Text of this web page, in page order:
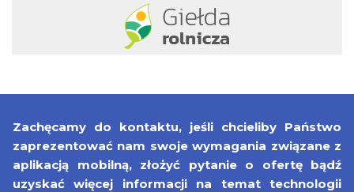
Zachęcamy do kontaktu, jeśli chcieliby Państwo
zaprezentować nam swoje wymagania związane z
aplikacją mobilną, złożyć pytanie o ofertę bądź
uzyskać więcej informacji na temat technologii